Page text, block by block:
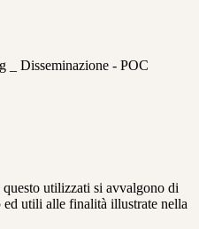
Disseminazione - POC
utilizzati si avvalgono di
ed utili alle finalità illustrate nella